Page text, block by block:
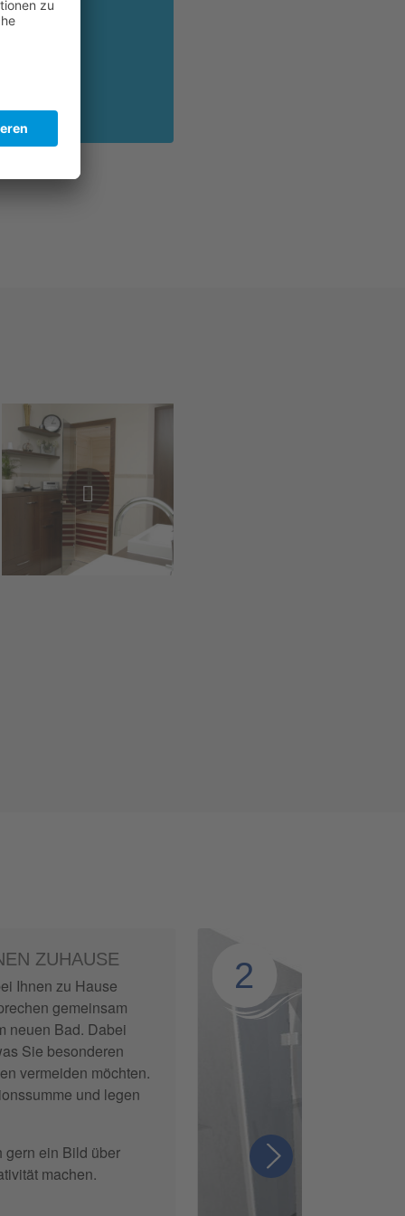
ZUHAUSE
Ihnen zu Hause
gemeinsam
neuen Bad. Dabei
Sie besonderen
vermeiden möchten.
und legen
gern ein Bild über
machen.
2